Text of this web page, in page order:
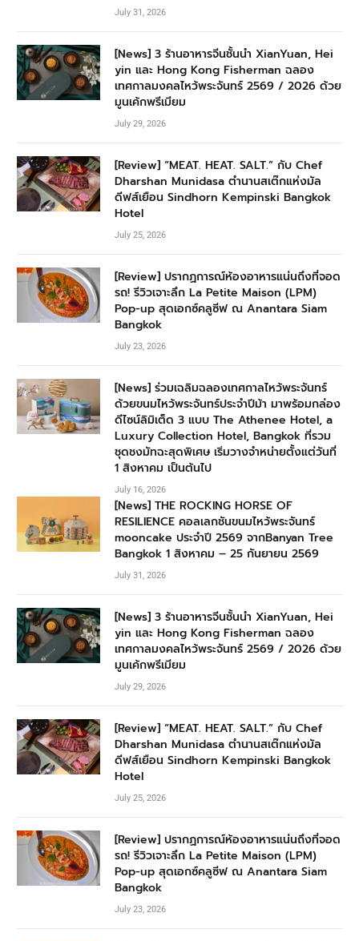
July 31, 2026
[News] 3 ร้านอาหารจีนชั้นนำ XianYuan, Hei
yin และ Hong Kong Fisherman ฉลอง
เทศกาลมงคลไหว้พระจันทร์ 2569 / 2026 ด้วย
มูนเค้กพรีเมียม
July 29, 2026
[Review] “MEAT. HEAT. SALT.” กับ Chef
Dharshan Munidasa ตำนานสเต๊กแห่งมัล
ดีฟส์เยือน Sindhorn Kempinski Bangkok
Hotel
July 25, 2026
[Review] ปรากฏการณ์ห้องอาหารแน่นถึงที่จอด
รถ! รีวิวเจาะลึก La Petite Maison (LPM)
Pop-up สุดเอกซ์คลูซีฟ ณ Anantara Siam
Bangkok
July 23, 2026
[News] ร่วมเฉลิมฉลองเทศกาลไหว้พระจันทร์
ด้วยขนมไหว้พระจันทร์ประจำปีม้า มาพร้อมกล่อง
ดีไซน์ลิมิเต็ด 3 แบบ The Athenee Hotel, a
Luxury Collection Hotel, Bangkok ที่รวม
ชุดชงมัทฉะสุดพิเศษ เริ่มวางจำหน่ายตั้งแต่วันที่
1 สิงหาคม เป็นต้นไป
July 16, 2026
[News] THE ROCKING HORSE OF
RESILIENCE คอลเลกชันขนมไหว้พระจันทร์
mooncake ประจำปี 2569 จากBanyan Tree
Bangkok 1 สิงหาคม – 25 กันยายน 2569
July 31, 2026
[News] 3 ร้านอาหารจีนชั้นนำ XianYuan, Hei
yin และ Hong Kong Fisherman ฉลอง
เทศกาลมงคลไหว้พระจันทร์ 2569 / 2026 ด้วย
มูนเค้กพรีเมียม
July 29, 2026
[Review] “MEAT. HEAT. SALT.” กับ Chef
Dharshan Munidasa ตำนานสเต๊กแห่งมัล
ดีฟส์เยือน Sindhorn Kempinski Bangkok
Hotel
July 25, 2026
[Review] ปรากฏการณ์ห้องอาหารแน่นถึงที่จอด
รถ! รีวิวเจาะลึก La Petite Maison (LPM)
Pop-up สุดเอกซ์คลูซีฟ ณ Anantara Siam
Bangkok
July 23, 2026